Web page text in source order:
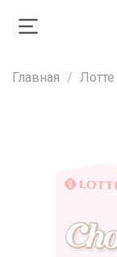
Главная Лотте